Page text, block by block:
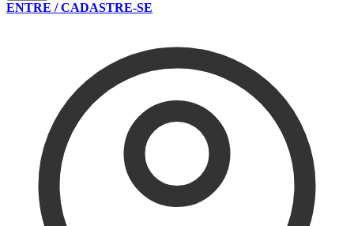
ENTRE / CADASTRE-SE